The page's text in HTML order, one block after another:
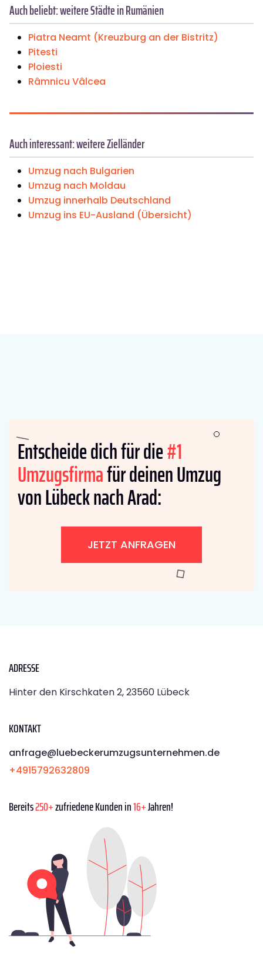
Auch beliebt: weitere Städte in Rumänien
Piatra Neamt (Kreuzburg an der Bistritz)
Pitesti
Ploiesti
Râmnicu Vâlcea
Auch interessant: weitere Zielländer
Umzug nach Bulgarien
Umzug nach Moldau
Umzug innerhalb Deutschland
Umzug ins EU-Ausland (Übersicht)
Entscheide dich für die#1
Umzugsfirmafür deinen Umzug
von Lübeck nach Arad:
JETZT ANFRAGEN
ADRESSE
Hinter den Kirschkaten 2, 23560 Lübeck
KONTAKT
anfrage@luebeckerumzugsunternehmen.de
+4915792632809
Bereits250+zufriedene Kunden in16+Jahren!